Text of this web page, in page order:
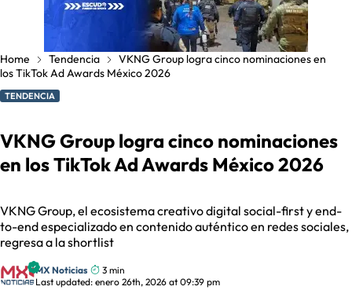
Home Tendencia
VKNG Group logra cinco nominaciones en
los TikTok Ad Awards México 2026
TENDENCIA
VKNG Group logra cinco nominaciones
en los TikTok Ad Awards México 2026
VKNG Group, el ecosistema creativo digital social-first y end-
to-end especializado en contenido auténtico en redes sociales,
regresa a la shortlist
MX Noticias
3 min
Last updated: enero 26th, 2026 at 09:39 pm